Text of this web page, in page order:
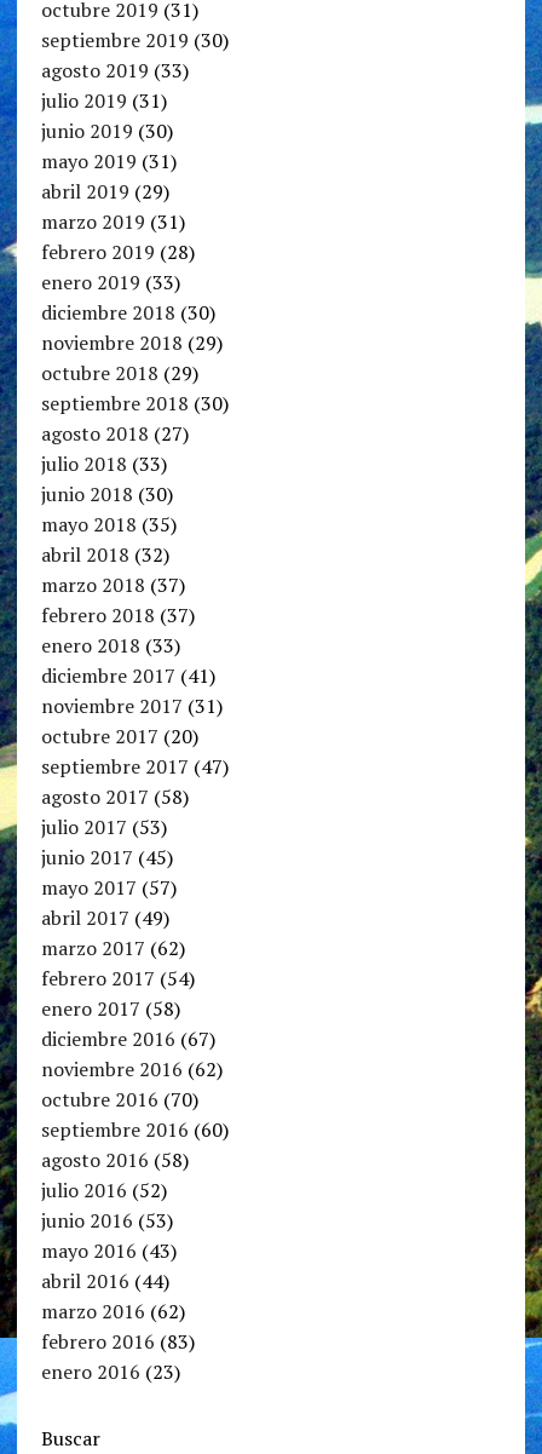
octubre 2019 (31)
septiembre 2019 (30)
agosto 2019 (33)
julio 2019 (31)
junio 2019 (30)
mayo 2019 (31)
abril 2019 (29)
marzo 2019 (31)
febrero 2019 (28)
enero 2019 (33)
diciembre 2018 (30)
noviembre 2018 (29)
octubre 2018 (29)
septiembre 2018 (30)
agosto 2018 (27)
julio 2018 (33)
junio 2018 (30)
mayo 2018 (35)
abril 2018 (32)
marzo 2018 (37)
febrero 2018 (37)
enero 2018 (33)
diciembre 2017 (41)
noviembre 2017 (31)
octubre 2017 (20)
septiembre 2017 (47)
agosto 2017 (58)
julio 2017 (53)
junio 2017 (45)
mayo 2017 (57)
abril 2017 (49)
marzo 2017 (62)
febrero 2017 (54)
enero 2017 (58)
diciembre 2016 (67)
noviembre 2016 (62)
octubre 2016 (70)
septiembre 2016 (60)
agosto 2016 (58)
julio 2016 (52)
junio 2016 (53)
mayo 2016 (43)
abril 2016 (44)
marzo 2016 (62)
febrero 2016 (83)
enero 2016 (23)
Buscar